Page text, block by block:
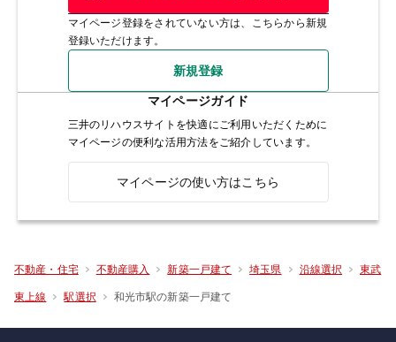
マイページ登録をされていない方は、こちらから新規
登録いただけます。
新規登録
マイページガイド
三井のリハウスサイトを快適にご利用いただくために
マイページの便利な活用方法をご紹介しています。
マイページの使い方はこちら
不動産・住宅 不動産購入 新築一戸建て 埼玉県 沿線選択 東武
東上線 駅選択 和光市駅の新築一戸建て